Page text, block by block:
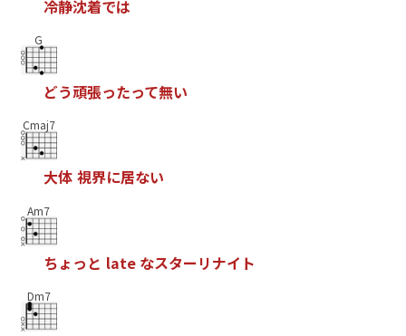
冷静沈着では
G
どう頑張ったって無い
Cmaj7
大体 視界に居ない
Am7
ちょ っ と late なスター リナイ ト
Dm7